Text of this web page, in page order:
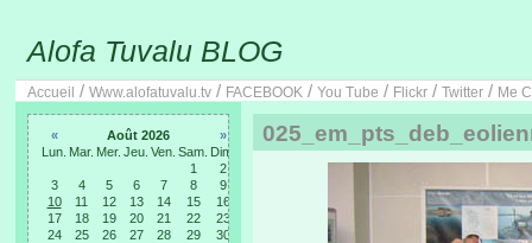
Alofa Tuvalu BLOG
Accueil / Www.alofatuvalu.tv / FACEBOOK / You Tube / Flickr / Twitter / Me
« Août 2026
»
Lun. Mar. Mer. Jeu. Ven. Sam. Dim.
1
2
3
4 5 6 7 8
9
10
11 12 13 14 15
16
17
18 19 20 21 22
23
24
25 26 27 28 29
30